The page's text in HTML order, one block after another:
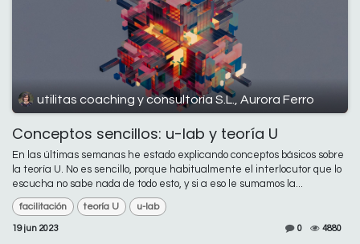
utilitas coaching y consultoría S.L., Aurora Ferro
Conceptos sencillos: u-lab y teoría U
En las últimas semanas he estado explicando conceptos básicos sobre
la teoría U. No es sencillo, porque habitualmente el interlocutor que lo
escucha no sabe nada de todo esto, y si a eso le sumamos la...
facilitación teoría U u-lab
19 jun 2023 0 4880